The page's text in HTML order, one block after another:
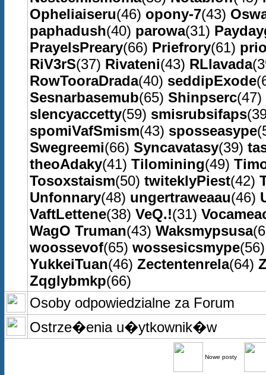
Opheliaiseru(46) opony-7(43)
paphadush(40) parowa(31)
PrayelsPreary(66) Priefrory(61)
RiV3rS(37) Rivateni(43) RLlavada
RowTooraDrada(40) seddipExode
Sesnarbasemub(65) Shinpserc(47)
slencyaccetty(59) smisrubsifaps
spomiVafSmism(43) sposseasype
Swegreemi(66) Syncavatasy(39)
theoAdaky(41) Tilomining(49)
Tosoxstaism(50) twiteklyPiest(42)
Unfonnary(48) ungertraweaau(46)
VaftLettene(38) VeQ.!(31)
WagO Truman(43) Waksmypsusa
woossevof(65) wossesicsmype
YukkeiTuan(46) Zectentenrela(64)
Zqglybmkp(66)
Osoby odpowiedzialne za Forum
Ostrze�enia u�ytkownik�w
Nowe posty